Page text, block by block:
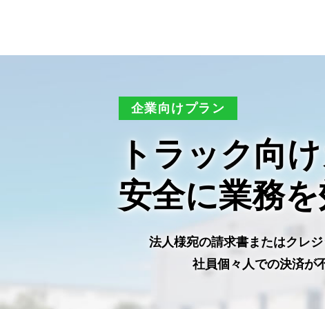
企業向けプラン
トラック向
安全に業務を
法人様宛の請求書またはクレジ
社員個々人での決済が